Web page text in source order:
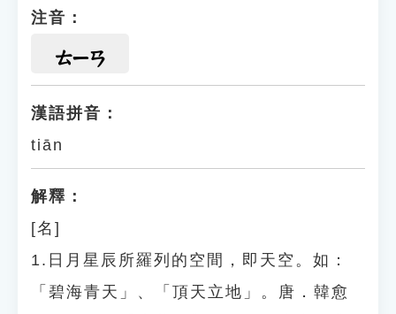
注音：
ㄊㄧㄢ
漢語拼音：
tiān
解釋：
[名]
1.日月星辰所羅列的空間，即天空。如：
「碧海青天」、「頂天立地」。唐．韓愈